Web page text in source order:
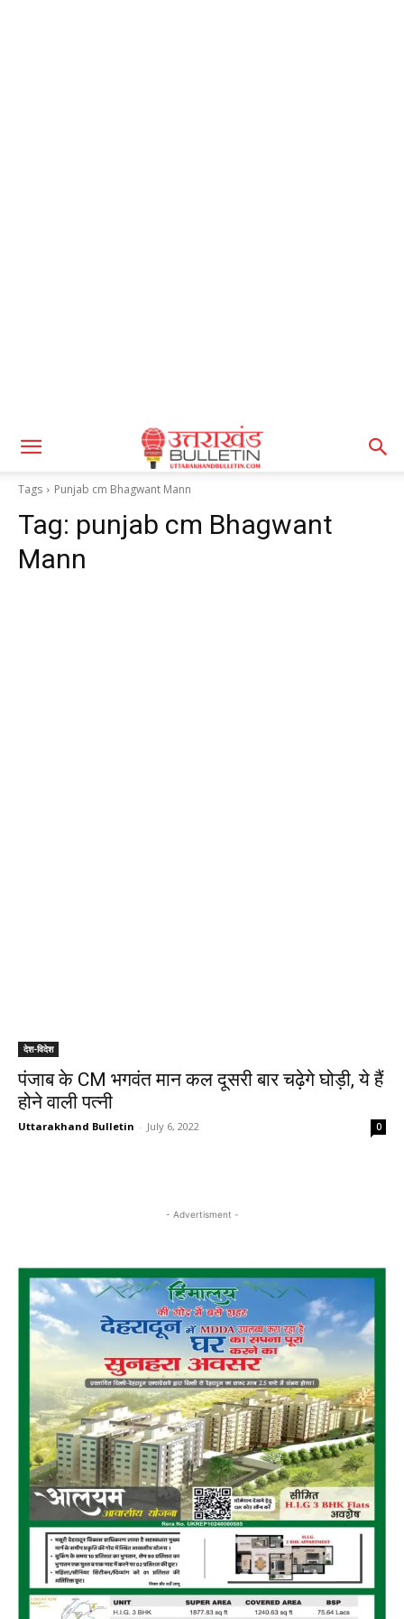
Tags Punjab cm Bhagwant Mann
Tag: punjab cm Bhagwant
Mann
देश-विदेश
पंजाब के CM भगवंत मान कल दूसरी बार चढ़ेगे घोड़ी, ये हैं
होने वाली पत्नी
Uttarakhand Bulletin - July 6, 2022 0
- Advertisment -